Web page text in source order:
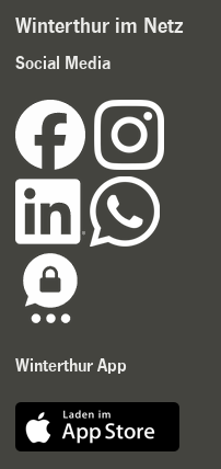
Winterthur im Netz
Social Media
Winterthur App